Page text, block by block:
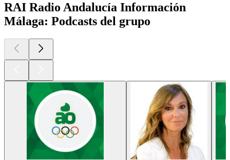
RAI Radio Andalucía Información
Málaga: Podcasts del grupo